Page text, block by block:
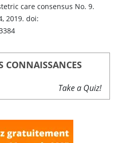
care consensus No. 9.
2019. doi:
CONNAISSANCES
Take a Quiz!